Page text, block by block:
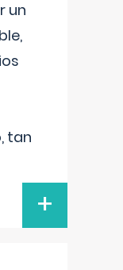
un
tan
+